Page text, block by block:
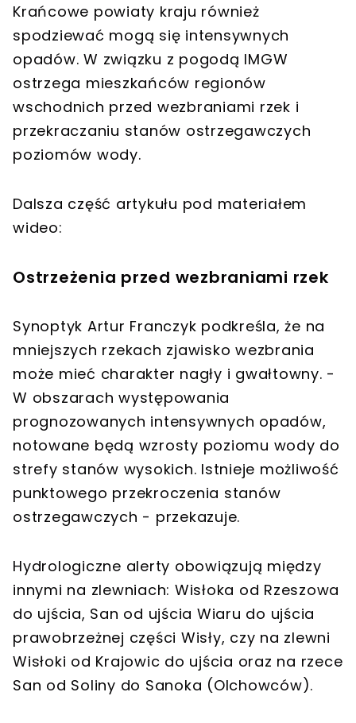
Krańcowe powiaty kraju również
spodziewać mogą się intensywnych
opadów. W związku z pogodą IMGW
ostrzega mieszkańców regionów
wschodnich przed wezbraniami rzek i
przekraczaniu stanów ostrzegawczych
poziomów wody.
Dalsza część artykułu pod materiałem
wideo:
Ostrzeżenia przed wezbraniami rzek
Synoptyk Artur Franczyk podkreśla, że na
mniejszych rzekach zjawisko wezbrania
może mieć charakter nagły i gwałtowny. -
W obszarach występowania
prognozowanych intensywnych opadów,
notowane będą wzrosty poziomu wody do
strefy stanów wysokich. Istnieje możliwość
punktowego przekroczenia stanów
ostrzegawczych - przekazuje.
Hydrologiczne alerty obowiązują między
innymi na zlewniach: Wisłoka od Rzeszowa
do ujścia, San od ujścia Wiaru do ujścia
prawobrzeżnej części Wisły, czy na zlewni
Wisłoki od Krajowic do ujścia oraz na rzece
San od Soliny do Sanoka (Olchowców).